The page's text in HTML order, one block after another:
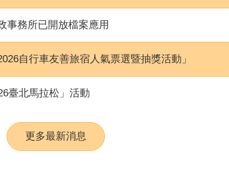
事務所已開放檔案應用
自行車友善旅宿人氣票選暨抽獎活動」
臺北馬拉松」活動
更多最新消息